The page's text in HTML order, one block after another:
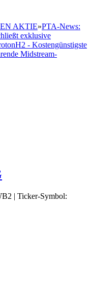
AKTIE»PTA-News:
exklusive
- Kostengünstigste
Midstream-
| Ticker-Symbol: